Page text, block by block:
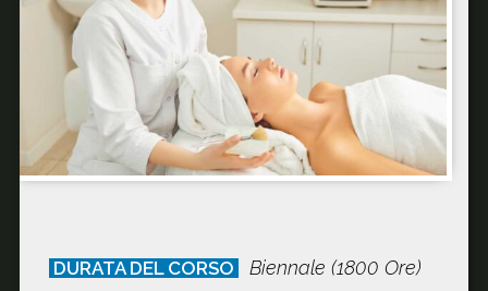
DURATA DEL CORSO Biennale (1800 Ore)